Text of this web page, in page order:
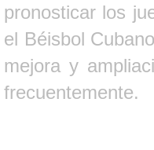
pronosticar los
el Béisbol
mejora y
frecuentemente.